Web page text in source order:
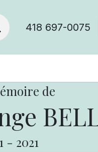
418 697-0075
de
- 2021